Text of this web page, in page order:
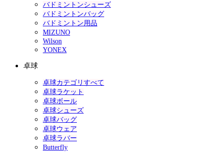
バドミントンシューズ
バドミントンバッグ
バドミントン用品
MIZUNO
Wilson
YONEX
卓球
卓球カテゴリすべて
卓球ラケット
卓球ボール
卓球シューズ
卓球バッグ
卓球ウェア
卓球ラバー
Butterfly